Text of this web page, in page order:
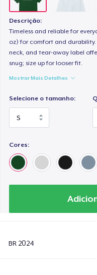
Descrição:
Timeless and reliable for
oz) for comfort and
neck, and tear-away label
snug; size up for looser fit.
Mostrar Mais Detalhes
Selecione o tamanho:
Cores:
BR 2024